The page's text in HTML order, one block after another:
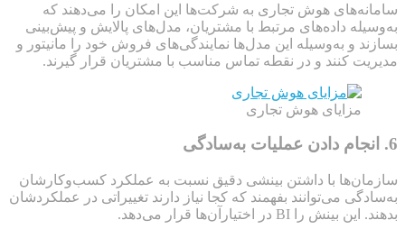
سامانه‌های هوش تجاری به شرکت‌ها این امکان را می‌دهند که
به‌وسیله داده‌های مرتبط با مشتریان، مدل‌های پالایش و پیش‌بینی
بسازند و به‌وسیله این مدل‌ها نمایندگی‌های فروش خود را مانیتور و
مدیریت کنند و در نقطه تماس مناسب با مشتریان قرار گیرند.
مزایای هوش تجاری
6. انجام دادن عملیات به‌سادگی
سازمان‌ها با داشتن بینشی دقیق نسبت به عملکرد کسب‌وکارشان
به‌سادگی می‌توانند بفهمند که کجا نیاز دارند تغییراتی در عملکردشان
بدهند. این بینش را BI در اختیارآن‌ها قرار می‌دهد.